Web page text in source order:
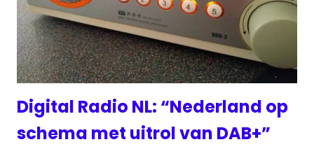
Digital Radio NL: “Nederland op
schema met uitrol van DAB+”